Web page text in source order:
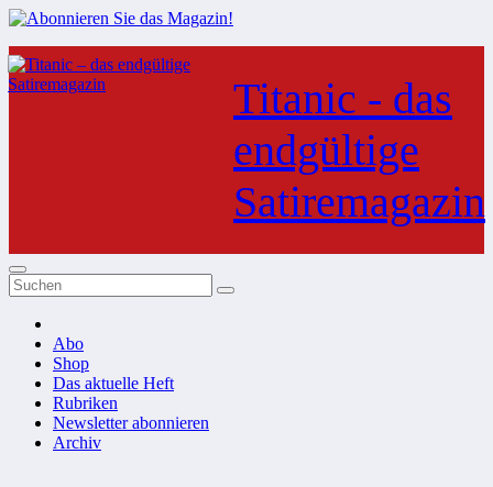
Zum
Inhalt
springen
Titanic - das
endgültige
Satiremagazin
Abo
Shop
Das aktuelle Heft
Rubriken
Newsletter abonnieren
Archiv